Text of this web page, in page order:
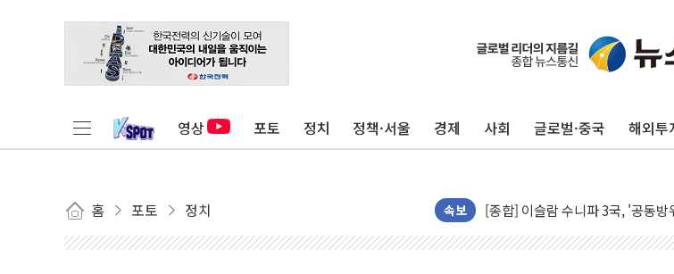
영상 포토 정치 정책·서울 경제 사회 글로벌·중국 해외투
홈 포토 정치 속보
유럽증시, 美 고용 예상 밖 부진
[종합] 이슬람 수니파 3국, '공동
트럼프, 백신·자폐증 행정명령